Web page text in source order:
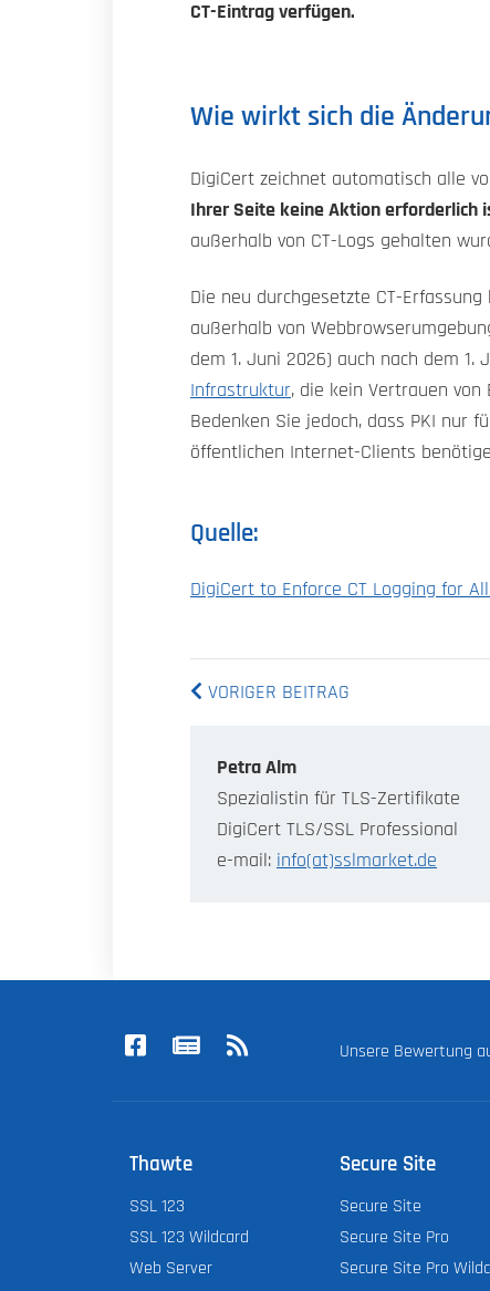
CT-Eintrag verfügen.
Wie wirkt sich die
DigiCert zeichnet automatisch alle
Ihrer Seite keine Aktion erforderlich
außerhalb von CT-Logs gehalten
Die neu durchgesetzte CT-
außerhalb von
dem 1. Juni 2026) auch nach dem
Infrastruktur, die kein Vertrauen
Bedenken Sie jedoch, dass PKI nur
öffentlichen Internet-Clients
Quelle:
DigiCert to Enforce CT Logging for
VORIGER BEITRAG
Petra Alm
Spezialistin für TLS-Zertifikate
DigiCert TLS/SSL Professional
e-mail: info(at)sslmarket.de
Unsere Bewertung
Thawte
SSL 123
SSL 123 Wildcard
Web Server
Secure Site
Secure Site
Secure Site Pro
Secure Site Pro